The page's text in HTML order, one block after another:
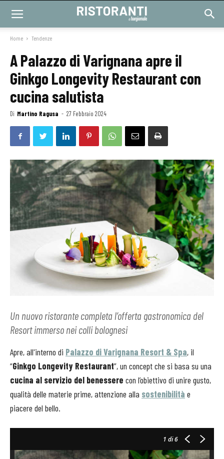
Home Tendenze
A Palazzo di Varignana apre il
Ginkgo Longevity Restaurant con
cucina salutista
Di Martino Ragusa - 27 Febbraio 2024
Un nuovo ristorante completa l’offerta gastronomica del
Resort immerso nei colli bolognesi
Apre, all'interno di Palazzo di Varignana Resort & Spa, il
“Ginkgo Longevity Restaurant”, un concept che si basa su una
cucina al servizio del benessere con l’obiettivo di unire gusto,
qualità delle materie prime, attenzione alla sostenibilità e
piacere del bello.
1 di 6